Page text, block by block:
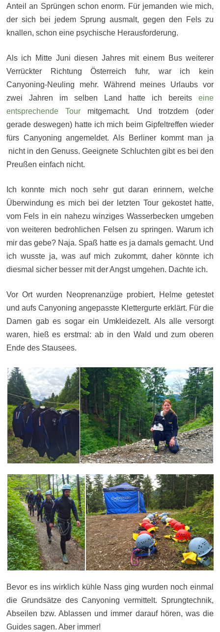
Anteil an Sprüngen schon enorm. Für jemanden wie mich,
der sich bei jedem Sprung ausmalt, gegen den Fels zu
knallen, schon eine psychische Herausforderung.
Als ich Mitte Juni diesen Jahres mit einem Bus weiterer
Verrückter Richtung Österreich fuhr, war ich kein
Canyoning-Neuling mehr. Während meines Urlaubs vor
zwei Jahren im selben Land hatte ich bereitseine
entsprechende Tour mitgemacht. Und trotzdem (oder
gerade deswegen) hatte ich mich beim Gipfeltreffen wieder
fürs Canyoning angemeldet. Als Berliner kommt man ja
nicht in den Genuss. Geeignete Schluchten gibt es bei den
Preußen einfach nicht.
Ich konnte mich noch sehr gut daran erinnern, welche
Überwindung es mich bei der letzten Tour gekostet hatte,
vom Fels in ein nahezu winziges Wasserbecken umgeben
von weiteren bedrohlichen Felsen zu springen. Warum ich
mir das gebe? Naja. Spaß hatte es ja damals gemacht. Und
ich wusste ja, was auf mich zukommt, daher könnte ich
diesmal sicher besser mit der Angst umgehen. Dachte ich.
Vor Ort wurden Neoprenanzüge probiert, Helme getestet
und aufs Canyoning angepasste Klettergurte erklärt. Für die
Damen gab es sogar ein Umkleidezelt. Als alle versorgt
waren, hieß es erstmal: ab in den Wald und zum oberen
Ende des Stausees.
Bevor es ins wirklich kühle Nass ging wurden noch einmal
die Grundsätze des Canyoning vermittelt. Sprungtechnik,
Abseilen bzw. Ablassen und immer darauf hören, was die
Guides sagen. Aber immer!